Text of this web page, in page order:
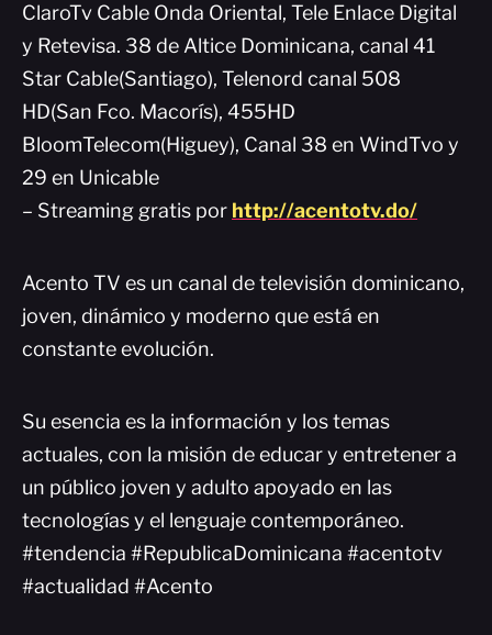
ClaroTv Cable Onda Oriental, Tele Enlace Digital
y Retevisa. 38 de Altice Dominicana, canal 41
Star Cable(Santiago), Telenord canal 508
HD(San Fco. Macorís), 455HD
BloomTelecom(Higuey), Canal 38 en WindTvo y
29 en Unicable
– Streaming gratis por http://acentotv.do/
Acento TV es un canal de televisión dominicano,
joven, dinámico y moderno que está en
constante evolución.
Su esencia es la información y los temas
actuales, con la misión de educar y entretener a
un público joven y adulto apoyado en las
tecnologías y el lenguaje contemporáneo.
#tendencia #RepublicaDominicana #acentotv
#actualidad #Acento